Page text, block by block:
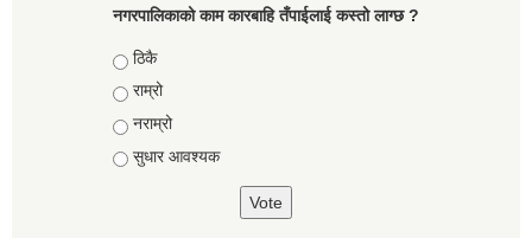
नगरपालिकाको काम कारबाहि तँपाईलाई कस्तो लाग्छ ?
Choices
ठिकै
राम्रो
नराम्रो
सुधार आवश्यक